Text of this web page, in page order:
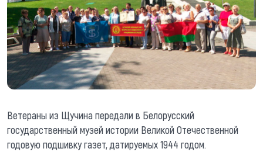
Ветераны из Щучина передали в Белорусский
государственный музей истории Великой Отечественной
годовую подшивку газет, датируемых 1944 годом.